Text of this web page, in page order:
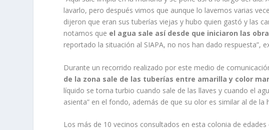
lavarlo, pero después vimos que aunque lo lavemos varias
dijeron que eran sus tuberías viejas y hubo quien gastó y las
notamos que el agua sale así desde que iniciaron las
reportado la situación al SIAPA, no nos han dado respuesta”,
Durante un recorrido realizado por este medio de
de la zona sale de las tuberías entre amarilla y color
líquido se torna turbio cuando sale de las llaves y cuando el
asienta” en el fondo, además de que su olor es similar al de la
Los más de 10 vecinos consultados en esta colonia de